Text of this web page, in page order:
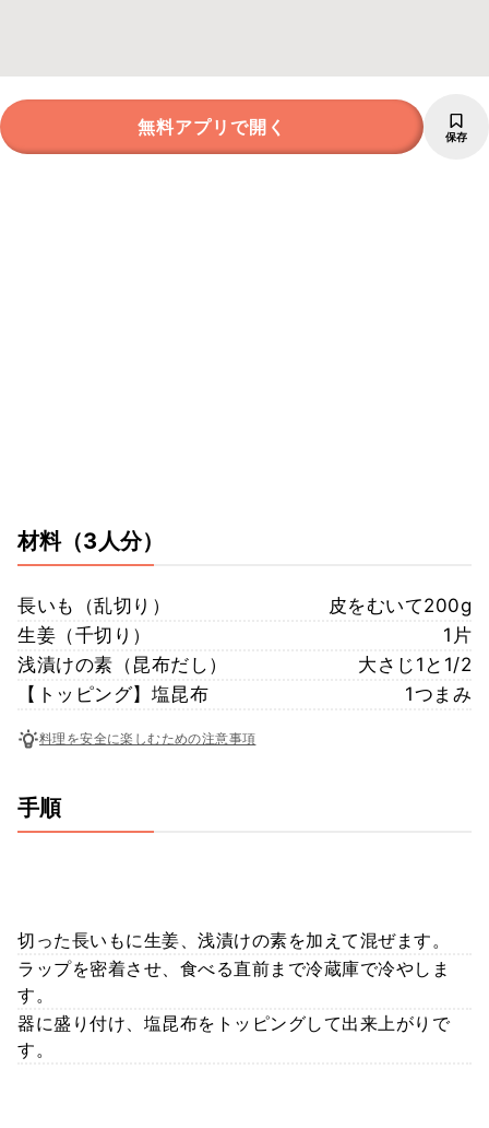
無料アプリで開く 保存
材料（3人分）
長いも（乱切り）
皮をむいて200g
生姜（千切り）
1片
浅漬けの素（昆布だし）
大さじ1と1/2
【トッピング】塩昆布
1つまみ
料理を安全に楽しむための注意事項
手順
切った長いもに生姜、浅漬けの素を加えて混ぜます。
ラップを密着させ、食べる直前まで冷蔵庫で冷やしま
す。
器に盛り付け、塩昆布をトッピングして出来上がりで
す。